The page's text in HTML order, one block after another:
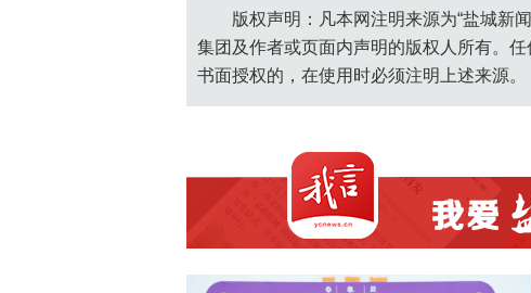
版权声明：凡本网注明来源为“盐城新
集团及作者或页面内声明的版权人所有。
书面授权的，在使用时必须注明上述来源。